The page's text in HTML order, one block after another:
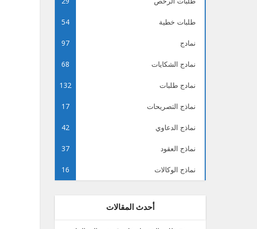
طلبات خطية 54
نمادج 97
نمادج الشكايات 68
نمادج طلبات 132
نماذج التصريحات 17
نماذج الدعاوي 42
نماذج العقود 37
نماذج الوكالات 16
أحدث المقالات